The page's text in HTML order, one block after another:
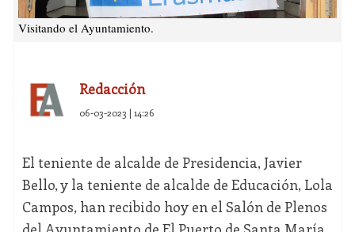
Visitando el Ayuntamiento.
Redacción
06-03-2023 | 14:26
El teniente de alcalde de Presidencia, Javier
Bello, y la teniente de alcalde de Educación, Lola
Campos, han recibido hoy en el Salón de Plenos